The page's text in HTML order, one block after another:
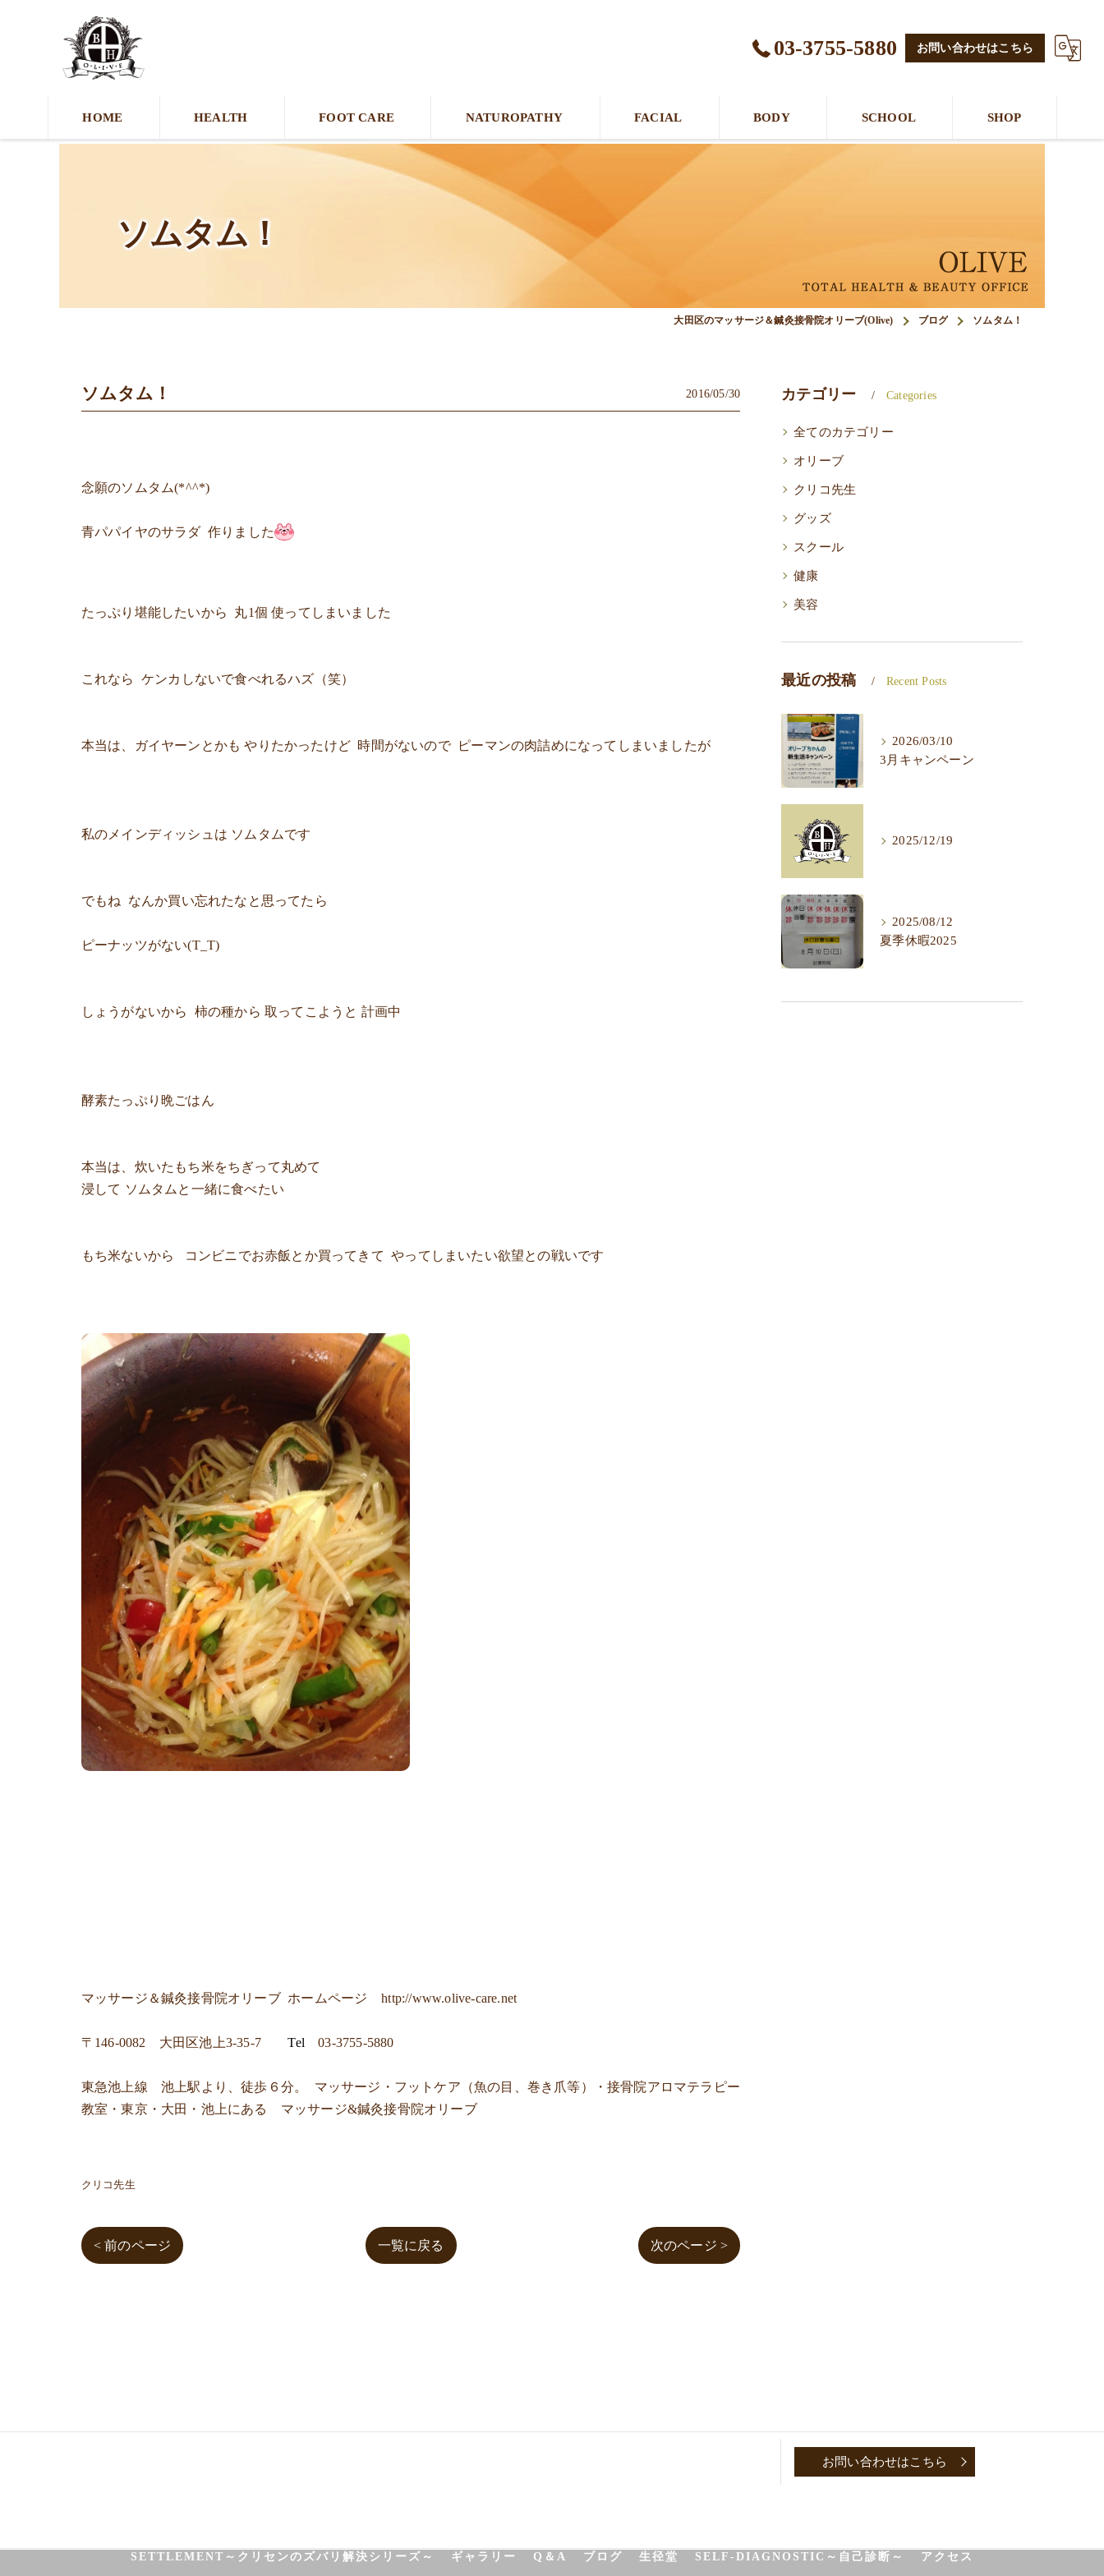
03-3755-5880 お問い合わせはこちら
HOME HEALTH FOOT CARE NATUROPATHY FACIAL BODY SCHOOL SHOP
ソムタム！
大田区のマッサージ＆鍼灸接骨院オリーブ(Olive) ブログ ソムタム！
ソムタム！ 2016/05/30
念願のソムタム(*^^*)
青パパイヤのサラダ 作りました
たっぷり堪能したいから 丸1個 使ってしまいました
これなら ケンカしないで食べれるハズ（笑）
本当は、ガイヤーンとかも やりたかったけど 時間がないので ピーマンの肉詰めになってしまいましたが
私のメインディッシュは ソムタムです
でもね なんか買い忘れたなと思ってたら
ピーナッツがない(T_T)
しょうがないから 柿の種から 取ってこようと 計画中
酵素たっぷり晩ごはん
本当は、炊いたもち米をちぎって丸めて
浸して ソムタムと一緒に食べたい
もち米ないから コンビニでお赤飯とか買ってきて やってしまいたい欲望との戦いです
マッサージ＆鍼灸接骨院オリーブ ホームページhttp://www.olive-care.net
〒 146-0082 大田区池上3-35-7 Tel03-3755-5880
東急池上線 池上駅より、徒歩６分。 マッサージ・フットケア（魚の目、巻き爪等）・接骨院アロマテラピー
教室・東京・大田・池上にある マッサージ&鍼灸接骨院オリーブ
クリコ先生
< 前のページ 一覧に戻る 次のページ >
カテゴリー Categories
全てのカテゴリー
オリーブ
クリコ先生
グッズ
スクール
健康
美容
最近の投稿 Recent Posts
2026/03/10
3月キャンペーン
2025/12/19
2025/08/12
夏季休暇2025
お問い合わせはこちら
SETTLEMENT～クリセンのズバリ解決シリーズ～ ギャラリー Q＆A ブログ 生径堂 SELF-DIAGNOSTIC～自己診断～ アクセス